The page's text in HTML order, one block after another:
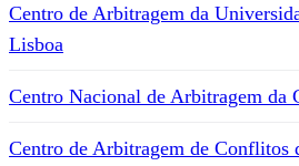
Centro de Arbitragem da
Lisboa
Centro Nacional de Arbitragem da
Centro de Arbitragem de Conflitos